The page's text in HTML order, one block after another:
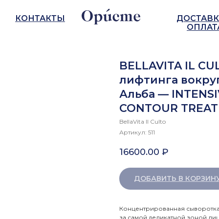
КОНТАКТЫ
BELLAVITA IL
лифтинга
Альба —
CONTOUR
BellaVita Il Culto
Артикул: 511
16600.00 ₽
ДОБАВИТЬ В
Концентрированная
за самой деликатной зоной